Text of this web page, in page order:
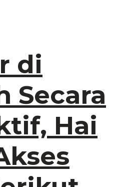
di
Secara
Hai